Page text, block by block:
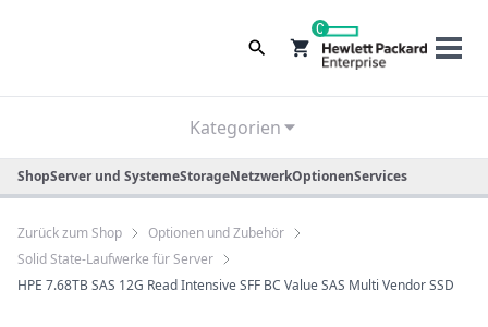
0
Kategorien
ShopServer und SystemeStorageNetzwerkOptionenServices
Zurück zum Shop
Optionen und Zubehör
Solid State-Laufwerke für Server
HPE 7.68TB SAS 12G Read Intensive SFF BC Value SAS Multi Vendor SSD